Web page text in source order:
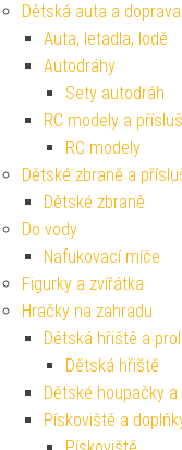
Dětská auta a doprava
Auta, letadla, lodě
Autodráhy
Sety autodráh
RC modely a
RC modely
Dětské zbraně a
Dětské zbraně
Do vody
Nafukovací míče
Figurky a zvířátka
Hračky na zahradu
Dětská hřiště a
Dětská hřiště
Dětské houpačky a
Pískoviště a